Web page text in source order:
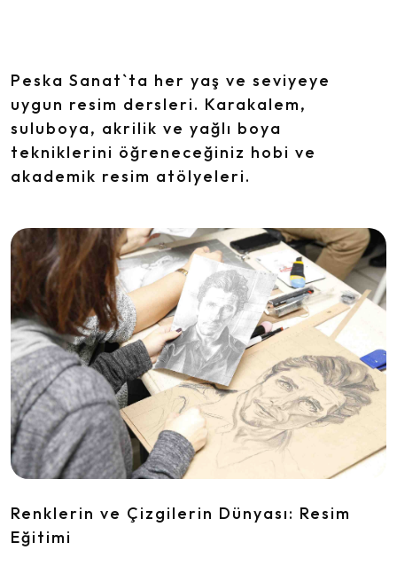
Peska Sanat`ta her yaş ve seviyeye
uygun resim dersleri. Karakalem,
suluboya, akrilik ve yağlı boya
tekniklerini öğreneceğiniz hobi ve
akademik resim atölyeleri.
Renklerin ve Çizgilerin Dünyası: Resim
Eğitimi